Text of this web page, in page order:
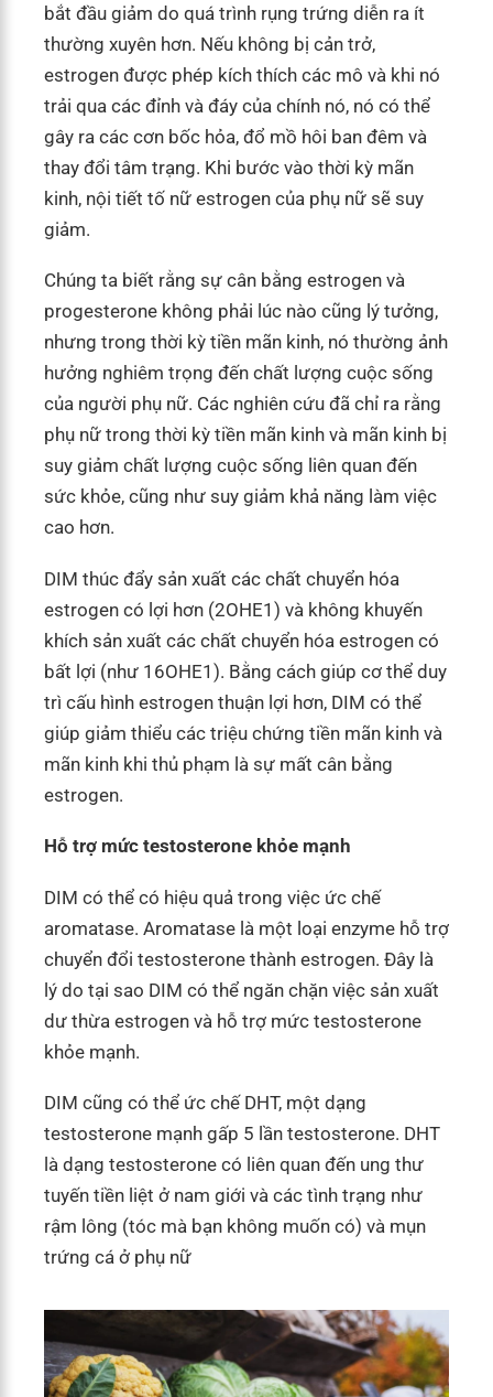
bắt đầu giảm do quá trình rụng trứng diễn ra ít
thường xuyên hơn. Nếu không bị cản trở,
estrogen được phép kích thích các mô và khi nó
trải qua các đỉnh và đáy của chính nó, nó có thể
gây ra các cơn bốc hỏa, đổ mồ hôi ban đêm và
thay đổi tâm trạng. Khi bước vào thời kỳ mãn
kinh, nội tiết tố nữ estrogen của phụ nữ sẽ suy
giảm.
Chúng ta biết rằng sự cân bằng estrogen và
progesterone không phải lúc nào cũng lý tưởng,
nhưng trong thời kỳ tiền mãn kinh, nó thường ảnh
hưởng nghiêm trọng đến chất lượng cuộc sống
của người phụ nữ. Các nghiên cứu đã chỉ ra rằng
phụ nữ trong thời kỳ tiền mãn kinh và mãn kinh bị
suy giảm chất lượng cuộc sống liên quan đến
sức khỏe, cũng như suy giảm khả năng làm việc
cao hơn.
DIM thúc đẩy sản xuất các chất chuyển hóa
estrogen có lợi hơn (2OHE1) và không khuyến
khích sản xuất các chất chuyển hóa estrogen có
bất lợi (như 16OHE1). Bằng cách giúp cơ thể duy
trì cấu hình estrogen thuận lợi hơn, DIM có thể
giúp giảm thiểu các triệu chứng tiền mãn kinh và
mãn kinh khi thủ phạm là sự mất cân bằng
estrogen.
Hỗ trợ mức testosterone khỏe mạnh
DIM có thể có hiệu quả trong việc ức chế
aromatase. Aromatase là một loại enzyme hỗ trợ
chuyển đổi testosterone thành estrogen. Đây là
lý do tại sao DIM có thể ngăn chặn việc sản xuất
dư thừa estrogen và hỗ trợ mức testosterone
khỏe mạnh.
DIM cũng có thể ức chế DHT, một dạng
testosterone mạnh gấp 5 lần testosterone. DHT
là dạng testosterone có liên quan đến ung thư
tuyến tiền liệt ở nam giới và các tình trạng như
rậm lông (tóc mà bạn không muốn có) và mụn
trứng cá ở phụ nữ